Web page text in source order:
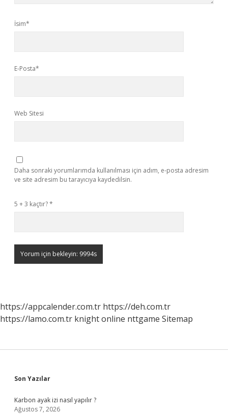
İsim*
E-Posta*
Web Sitesi
Daha sonraki yorumlarımda kullanılması için adım, e-posta adresim
ve site adresim bu tarayıcıya kaydedilsin.
5 + 3 kaçtır?*
https://appcalender.com.tr https://deh.com.tr
https://lamo.com.tr knight online nttgame Sitemap
Sidebar
Son Yazılar
Karbon ayak izi nasıl yapılır ?
Ağustos 7, 2026